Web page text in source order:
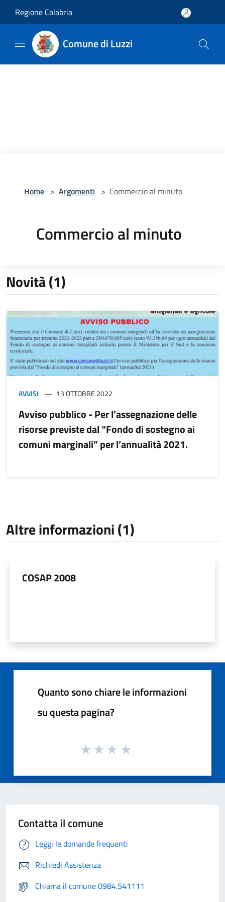
Regione Calabria
Comune di Luzzi
Home > Argomenti > Commercio al minuto
Commercio al minuto
Novità (1)
AVVISI 13 OTTOBRE 2022
Avviso pubblico - Per l’assegnazione delle
risorse previste dal “Fondo di sostegno ai
comuni marginali” per l’annualità 2021.
Altre informazioni (1)
COSAP 2008
Quanto sono chiare le informazioni
su questa pagina?
Contatta il comune
Leggi le domande frequenti
Richiedi Assistenza
Chiama il comune 0984.541111